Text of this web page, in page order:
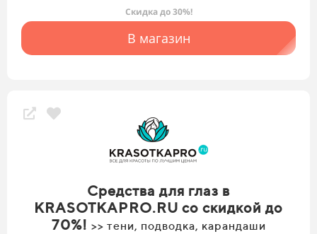
Скидка до 30%!
В магазин
Средства для глаз в
KRASOTKAPRO.RU со скидкой до
70%! >> тени, подводка, карандаши